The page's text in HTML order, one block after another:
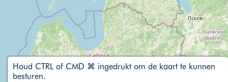
Houd CTRL of CMD ⌘ ingedrukt om de kaart te kunnen
besturen.